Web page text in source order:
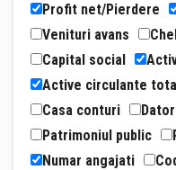
Profit net/Pierdere
Venituri avans
Capital social
Active circulante
Casa conturi
Patrimoniul public
Numar angajati